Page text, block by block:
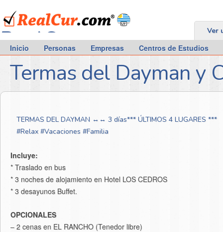
RealCur.com Ver
Inicio Personas Empresas Centros de Estudios
Termas del Dayman y
TERMAS DEL DAYMAN ↔↔ 3 días*** ÚLTIMOS 4 LUGARES ***
‪#‎Relax‬ ‪#‎Vacaciones‬ ‪#‎Familia‬
Incluye:
* Traslado en bus
* 3 noches de alojamiento en Hotel LOS CEDROS
* 3 desayunos Buffet.
OPCIONALES
– 2 cenas en EL RANCHO (Tenedor libre)